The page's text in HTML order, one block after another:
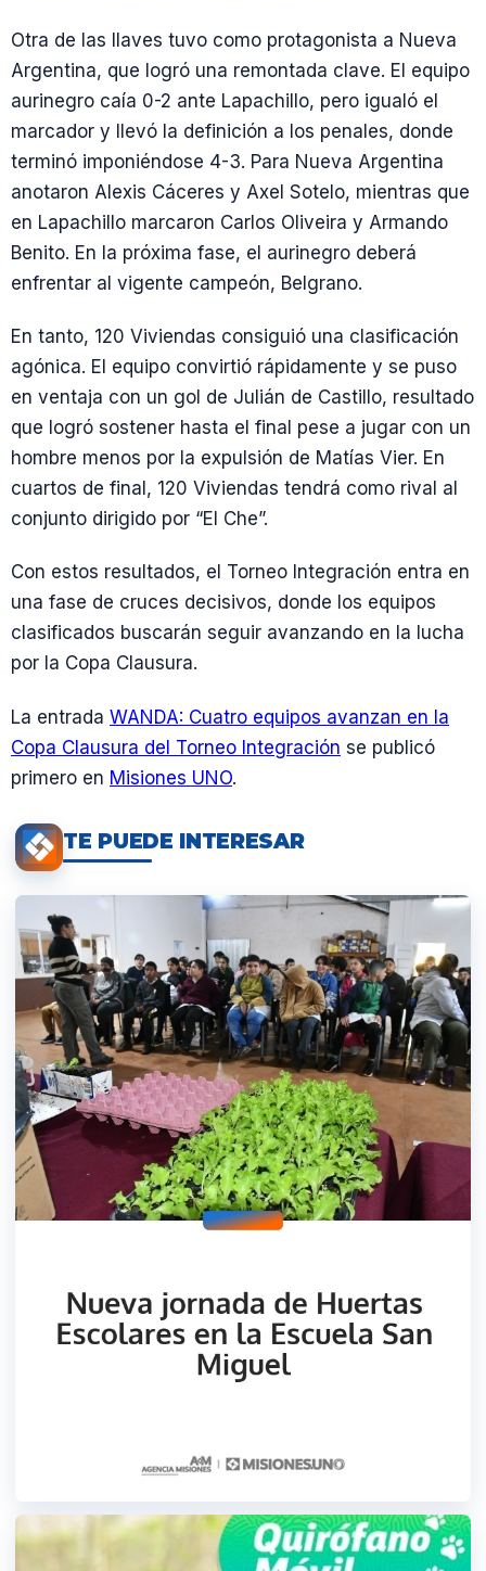
Otra de las llaves tuvo como protagonista a Nueva
Argentina, que logró una remontada clave. El equipo
aurinegro caía 0-2 ante Lapachillo, pero igualó el
marcador y llevó la definición a los penales, donde
terminó imponiéndose 4-3. Para Nueva Argentina
anotaron Alexis Cáceres y Axel Sotelo, mientras que
en Lapachillo marcaron Carlos Oliveira y Armando
Benito. En la próxima fase, el aurinegro deberá
enfrentar al vigente campeón, Belgrano.
En tanto, 120 Viviendas consiguió una clasificación
agónica. El equipo convirtió rápidamente y se puso
en ventaja con un gol de Julián de Castillo, resultado
que logró sostener hasta el final pese a jugar con un
hombre menos por la expulsión de Matías Vier. En
cuartos de final, 120 Viviendas tendrá como rival al
conjunto dirigido por “El Che”.
Con estos resultados, el Torneo Integración entra en
una fase de cruces decisivos, donde los equipos
clasificados buscarán seguir avanzando en la lucha
por la Copa Clausura.
La entrada WANDA: Cuatro equipos avanzan en la
Copa Clausura del Torneo Integración se publicó
primero en Misiones UNO.
TE PUEDE INTERESAR